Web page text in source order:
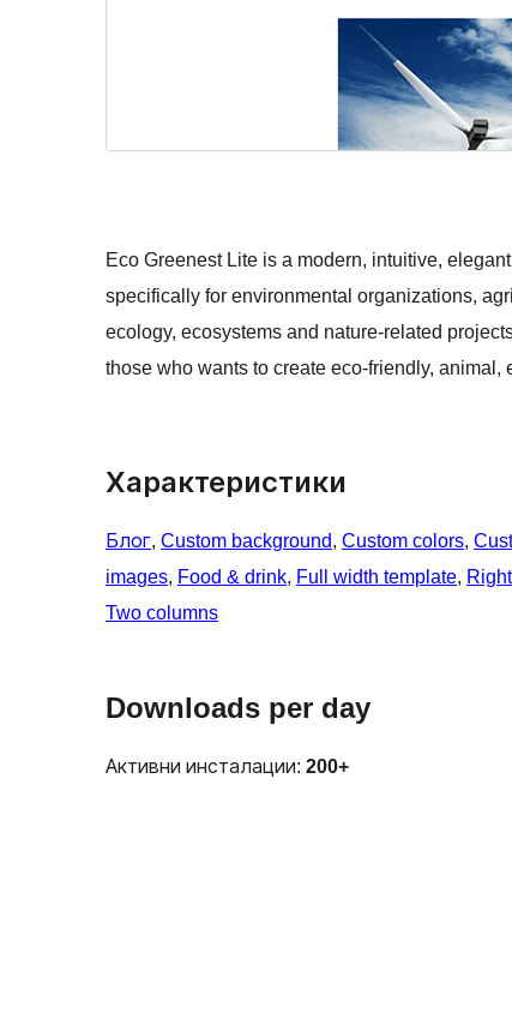
Eco Greenest Lite is a modern, intuitive,
specifically for environmental organizations,
ecology, ecosystems and nature-related
those who wants to create eco-friendly,
Характеристики
Блог, Custom background, Custom colors,
images, Food & drink, Full width template,
Two columns
Downloads per day
Активни инсталации: 200+